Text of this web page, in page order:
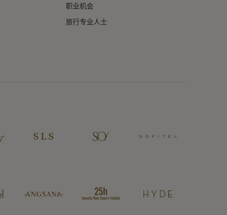
职业机会
旅行专业人士